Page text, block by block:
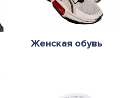
Женская обувь